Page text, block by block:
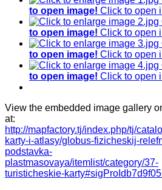
to open image! Click to open
to open image! Click to open
to open image! Click to open
to open image! Click to open
View the embedded image gallery
at:
http://mapfactory.tj/index.php/tj/
karty-i-atlasy/globus-fizicheskij-
podstavka-
plastmasovaya/itemlist/category/37-
turisticheskie-